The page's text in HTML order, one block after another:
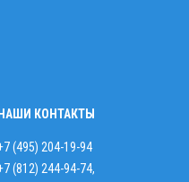
НАШИ КОНТАКТЫ
(495) 204-19-94
(812) 244-94-74,